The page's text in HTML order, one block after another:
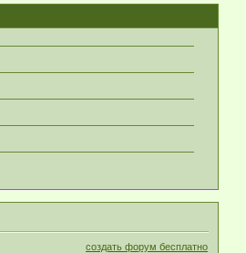
создать форум бесплатно